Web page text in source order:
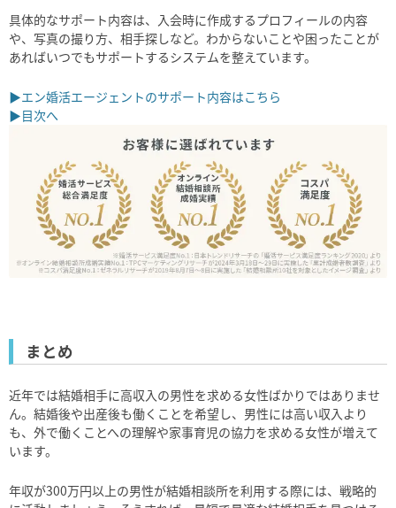
具体的なサポート内容は、入会時に作成するプロフィールの内容
や、写真の撮り方、相手探しなど。わからないことや困ったことが
あればいつでもサポートするシステムを整えています。
▶エン婚活エージェントのサポート内容はこちら
▶目次へ
まとめ
近年では結婚相手に高収入の男性を求める女性ばかりではありませ
ん。結婚後や出産後も働くことを希望し、男性には高い収入より
も、外で働くことへの理解や家事育児の協力を求める女性が増えて
います。
年収が300万円以上の男性が結婚相談所を利用する際には、戦略的